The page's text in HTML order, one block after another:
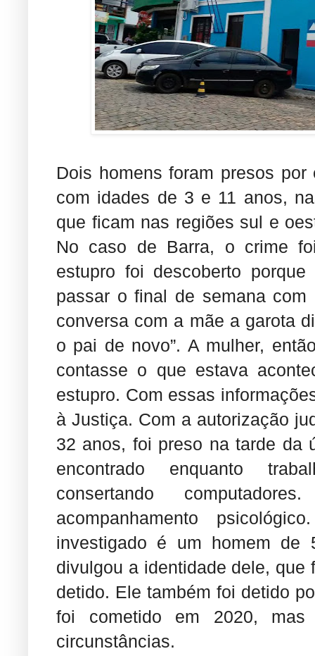
Dois homens foram presos
com idades de 3 e 11 anos,
que ficam nas regiões sul e
No caso de Barra, o crime
estupro foi descoberto
passar o final de semana
conversa com a mãe a garota
o pai de novo”. A mulher,
contasse o que estava
estupro. Com essas
à Justiça. Com a autorização
32 anos, foi preso na tarde da
encontrado enquanto
consertando
acompanhamento
investigado é um homem
divulgou a identidade dele,
detido. Ele também foi detido
foi cometido em 2020,
circunstâncias.